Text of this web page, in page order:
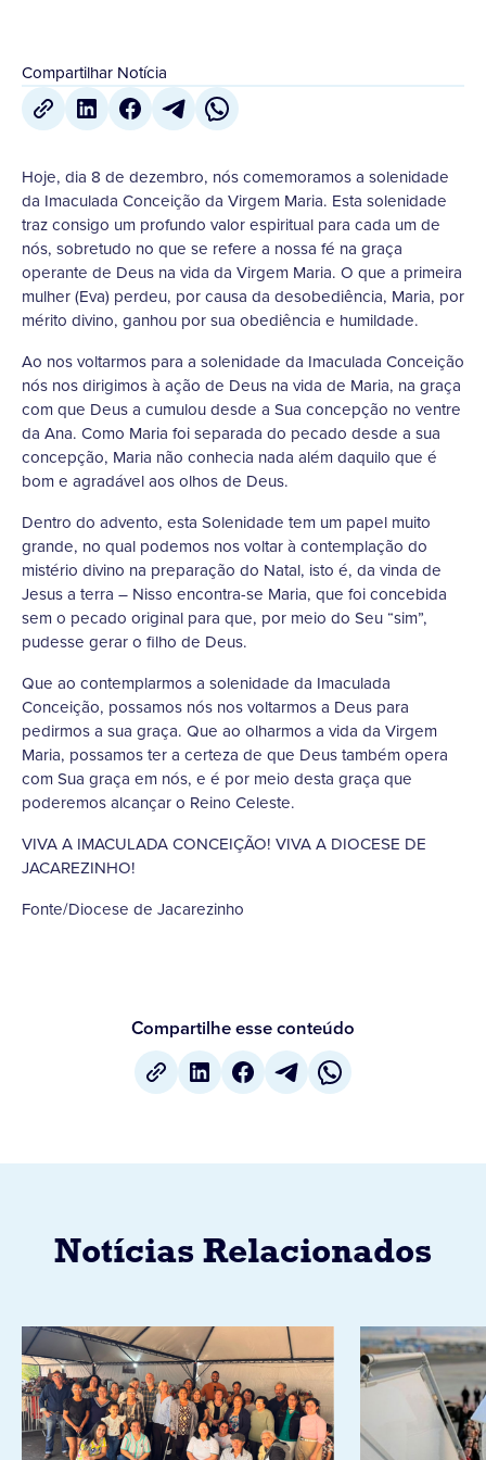
Compartilhar Notícia
Hoje, dia 8 de dezembro, nós comemoramos a solenidade
da Imaculada Conceição da Virgem Maria. Esta solenidade
traz consigo um profundo valor espiritual para cada um de
nós, sobretudo no que se refere a nossa fé na graça
operante de Deus na vida da Virgem Maria. O que a primeira
mulher (Eva) perdeu, por causa da desobediência, Maria, por
mérito divino, ganhou por sua obediência e humildade.
Ao nos voltarmos para a solenidade da Imaculada Conceição
nós nos dirigimos à ação de Deus na vida de Maria, na graça
com que Deus a cumulou desde a Sua concepção no ventre
da Ana. Como Maria foi separada do pecado desde a sua
concepção, Maria não conhecia nada além daquilo que é
bom e agradável aos olhos de Deus.
Dentro do advento, esta Solenidade tem um papel muito
grande, no qual podemos nos voltar à contemplação do
mistério divino na preparação do Natal, isto é, da vinda de
Jesus a terra – Nisso encontra-se Maria, que foi concebida
sem o pecado original para que, por meio do Seu “sim”,
pudesse gerar o filho de Deus.
Que ao contemplarmos a solenidade da Imaculada
Conceição, possamos nós nos voltarmos a Deus para
pedirmos a sua graça. Que ao olharmos a vida da Virgem
Maria, possamos ter a certeza de que Deus também opera
com Sua graça em nós, e é por meio desta graça que
poderemos alcançar o Reino Celeste.
VIVA A IMACULADA CONCEIÇÃO! VIVA A DIOCESE DE
JACAREZINHO!
Fonte/Diocese de Jacarezinho
Compartilhe esse conteúdo
Notícias Relacionados